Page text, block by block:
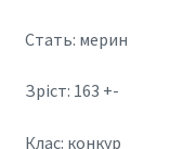
Стать: мерин
Зріст: 163 +-
Клас: конкур